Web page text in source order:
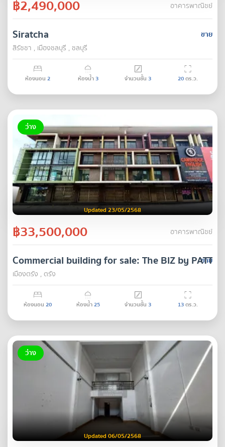
฿2,490,000 อาคารพาณิชย์
ขาย
Siratcha
สิรัชชา , เมืองชลบุรี , ชลบุรี
ห้องนอน 2 ห้องน้ำ3 จำนวนชั้น 3 20ตร.ว.
ว่าง
Updated 23/05/2568
฿33,500,000 อาคารพาณิชย์
ขาย
Commercial building for sale: The BIZ by
เมืองตรัง , ตรัง
ห้องนอน 20 ห้องน้ำ25 จำนวนชั้น 3 13ตร.ว.
ว่าง
Updated 06/05/2568